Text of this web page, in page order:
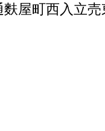
屋町西入立